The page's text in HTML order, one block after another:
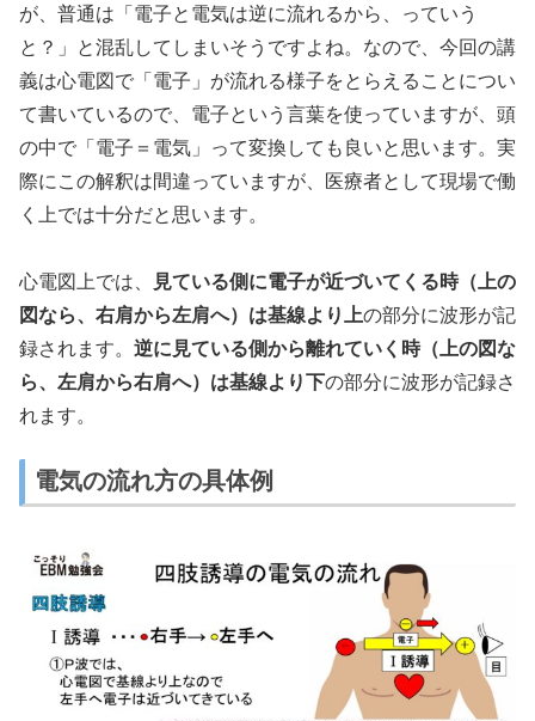
が、普通は「電子と電気は逆に流れるから、っていう
と？」と混乱してしまいそうですよね。なので、今回の講
義は心電図で「電子」が流れる様子をとらえることについ
て書いているので、電子という言葉を使っていますが、頭
の中で「電子＝電気」って変換しても良いと思います。実
際にこの解釈は間違っていますが、医療者として現場で働
く上では十分だと思います。
心電図上では、
見ている側に電子が近づいてくる時（上の
図なら、右肩から左肩へ）は基線より上の部分に波形が記
録されます。 逆に見ている側から離れていく時（上の図な
ら、左肩から右肩へ）は基線より下の部分に波形が記録さ
れます。
電気の流れ方の具体例